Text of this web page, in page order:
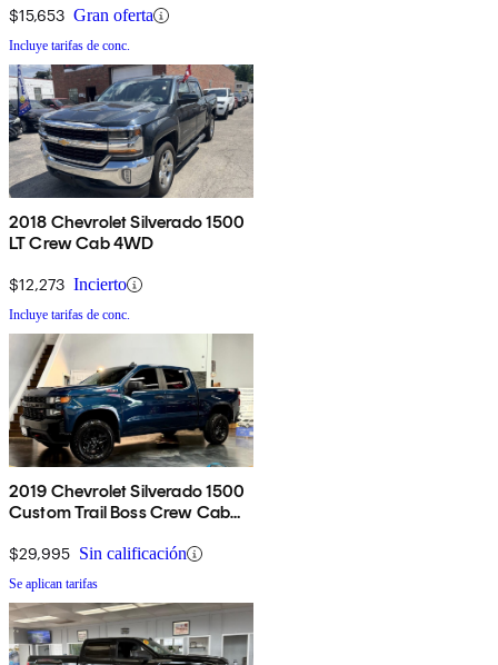
$15,653 Gran oferta
Incluye tarifas de conc.
2018 Chevrolet Silverado 1500
LT Crew Cab 4WD
$12,273 Incierto
Incluye tarifas de conc.
2019 Chevrolet Silverado 1500
Custom Trail Boss Crew Cab
$29,995 Sin calificación
Se aplican tarifas